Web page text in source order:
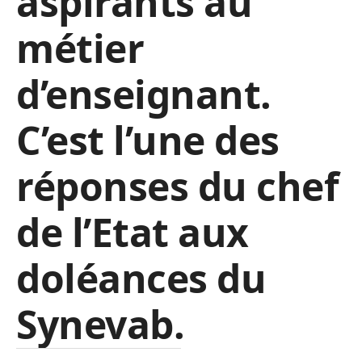
métier
d’enseignant.
C’est l’une des
réponses du chef
de l’Etat aux
doléances du
Synevab.